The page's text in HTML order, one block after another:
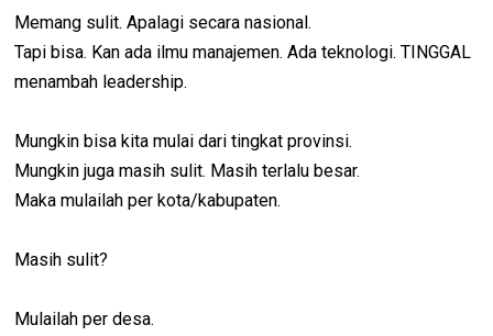
Memang sulit. Apalagi secara nasional.
Tapi bisa. Kan ada ilmu manajemen. Ada teknologi. TINGGAL
menambah leadership.
Mungkin bisa kita mulai dari tingkat provinsi.
Mungkin juga masih sulit. Masih terlalu besar.
Maka mulailah per kota/kabupaten.
Masih sulit?
Mulailah per desa.